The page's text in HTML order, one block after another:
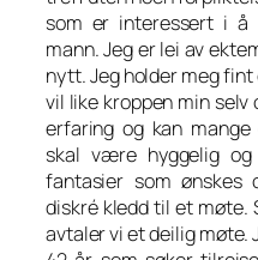
som er interessert i å
mann. Jeg er lei av
nytt. Jeg holder meg
vil like kroppen min
erfaring og kan
skal være hyggelig
fantasier som ønskes
diskré kledd til et møte.
avtaler vi et deilig møte.